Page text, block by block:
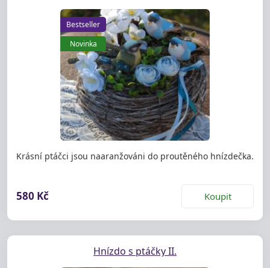
Bestseller
Novinka
Krásní ptáčci jsou naaranžováni do proutěného hnízdečka.
580 Kč Koupit
Hnízdo s ptáčky II.